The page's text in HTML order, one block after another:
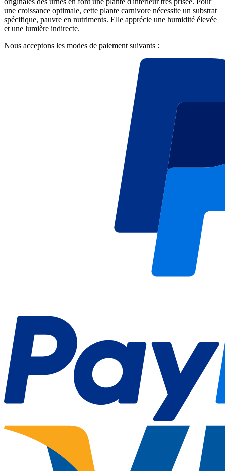
une croissance optimale, cette plante carnivore nécessite un substrat
spécifique, pauvre en nutriments. Elle apprécie une humidité élevée
et une lumière indirecte.
Nous acceptons les modes de paiement suivants :